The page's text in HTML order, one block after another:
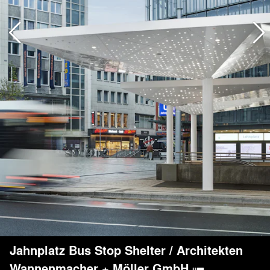
Jahnplatz Bus Stop Shelter/ Architekten